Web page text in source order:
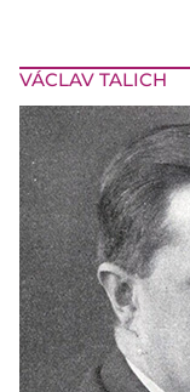
VÁCLAV TALICH